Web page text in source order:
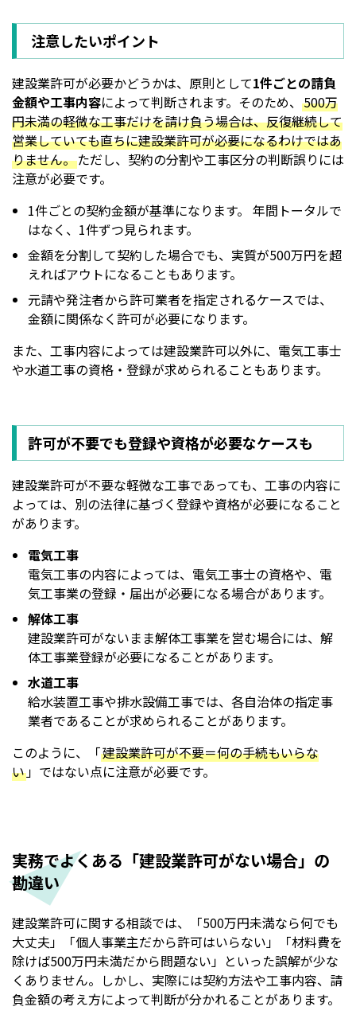
注意したいポイント
建設業許可が必要かどうかは、原則として1件ごとの請負
金額や工事内容によって判断されます。そのため、 500万
円未満の軽微な工事だけを請け負う場合は、反復継続して
営業していても直ちに建設業許可が必要になるわけではあ
りません。ただし、契約の分割や工事区分の判断誤りには
注意が必要です。
1件ごとの契約金額が基準になります。 年間トータルで
はなく、1件ずつ見られます。
金額を分割して契約した場合でも、実質が500万円を超
えればアウトになることもあります。
元請や発注者から許可業者を指定されるケースでは、
金額に関係なく許可が必要になります。
また、工事内容によっては建設業許可以外に、電気工事士
や水道工事の資格・登録が求められることもあります。
許可が不要でも登録や資格が必要なケースも
建設業許可が不要な軽微な工事であっても、工事の内容に
よっては、別の法律に基づく登録や資格が必要になること
があります。
電気工事
電気工事の内容によっては、電気工事士の資格や、電
気工事業の登録・届出が必要になる場合があります。
解体工事
建設業許可がないまま解体工事業を営む場合には、解
体工事業登録が必要になることがあります。
水道工事
給水装置工事や排水設備工事では、各自治体の指定事
業者であることが求められることがあります。
このように、「建設業許可が不要＝何の手続もいらな
い」ではない点に注意が必要です。
実務でよくある「建設業許可がない場合」の
勘違い
建設業許可に関する相談では、「500万円未満なら何でも
大丈夫」「個人事業主だから許可はいらない」「材料費を
除けば500万円未満だから問題ない」といった誤解が少な
くありません。しかし、実際には契約方法や工事内容、請
負金額の考え方によって判断が分かれることがあります。